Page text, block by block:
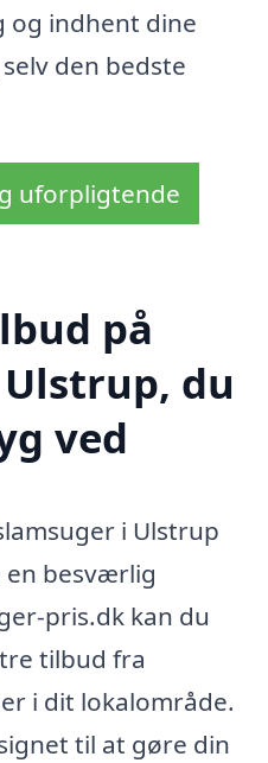
og indhent dine
den bedste
uforpligtende
på
du
ved
i Ulstrup
besværlig
pris.dk kan du
tilbud fra
i dit lokalområde.
til at gøre din